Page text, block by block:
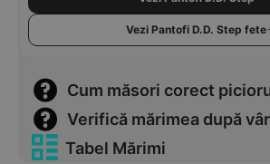
Vezi Pantofi D.D. Step fete
Cum măsori corect
Verifică mărimea după
Tabel Mărimi